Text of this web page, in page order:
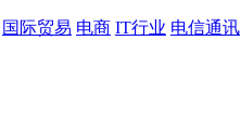
国际贸易 电商 IT行业 电信通讯